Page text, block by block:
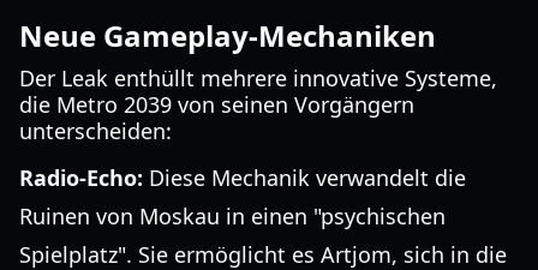
Neue Gameplay-Mechaniken
Der Leak enthüllt mehrere innovative Systeme,
die Metro 2039 von seinen Vorgängern
unterscheiden:
Radio-Echo: Diese Mechanik verwandelt die
Ruinen von Moskau in einen "psychischen
Spielplatz". Sie ermöglicht es Artjom, sich in die